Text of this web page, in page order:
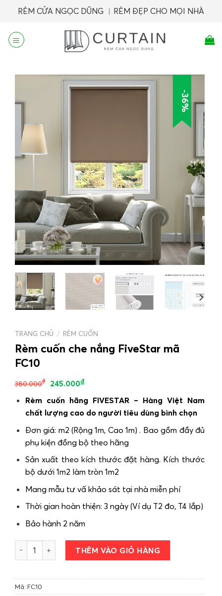
content
RÈM CỬA NGỌC DŨNG ︱RÈM ĐẸP CHO MỌI NHÀ
-36%
TRANG CHỦ / RÈM CUỐN
Rèm cuốn che nắng FiveStar mã
FC10
380.000₫ 245.000₫
Rèm cuốn hãng FIVESTAR – Hàng Việt Nam
chất lượng cao do người tiêu dùng bình chọn
Đơn giá: m2 (Rộng 1m, Cao 1m) . Bao gồm đầy đủ
phụ kiện đồng bộ theo hãng
Sản xuất theo kích thước đặt hàng. Kích thước
bộ dưới 1m2 làm tròn 1m2
Mang mẫu tư vấ khảo sát tại nhà miễn phí
Thời gian hoàn thiện: 3 ngày (Ví dụ T2 đo, T4 lắp)
Bảo hành 2 năm
Rèm cuốn che nắng FiveStar mã FC10 số lượng
THÊM VÀO GIỎ HÀNG
Mã: FC10